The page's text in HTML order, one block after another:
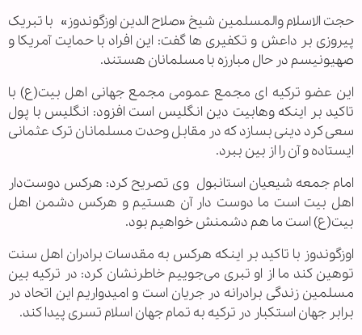
حجت الاسلام والمسلمین شیخ «صلاح الدین اوزگوندوز» با تبریک
پیروزی بر داعش و تکفیری ها گفت: این افراد با حمایت آمریکا و
صهیونیسم در حال مبارزه با مسلمانان هستند.
این عضو ترکیه ای مجمع عمومی مجمع جهانی اهل بیت(ع) با
تاکید بر اینکه وهابیت دین انگلیس است افزود: انگلیس با پول
سعی کرد دینی بسازد که در مقابل وحدت مسلمانان ترک عثمانی
ایستاده و آن را از بین ببرد.
امام جمعه شیعیان استانبول وی تصریح کرد: هرکس دوست‌دار
اهل بیت است ما دوست دار آن هستیم و هرکس دشمن اهل
بیت(ع) است ما هم دشمنش خواهیم بود.
اوزگوندوز با تاکید بر اینکه هرکس به مقدسات برادران اهل سنت
توهین کند ما از او تبری می‌جوییم خاطرنشان کرد: در ترکیه بین
مسلمین زندگی برادرانه در جریان است و امیدواریم این اتحاد در
برابر جهان استکبار در ترکیه به تمام جهان اسلام تسری پیدا کند.